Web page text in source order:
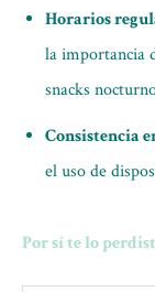
Horarios
la importancia
snacks
Consistencia
el uso de
Por sí te lo